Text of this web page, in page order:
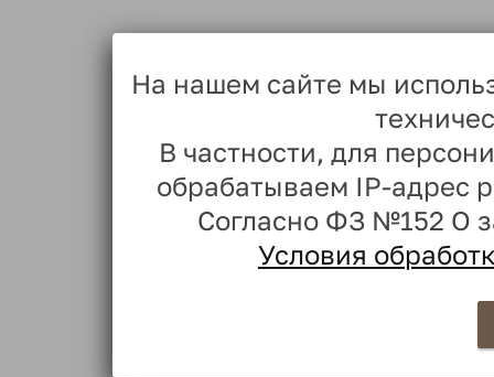
На нашем сайте мы
В частности, для
обрабатываем IP-адрес
Согласно ФЗ №152 О
Условия